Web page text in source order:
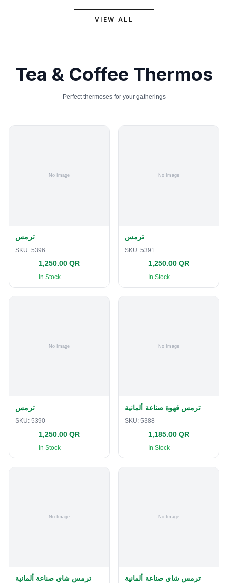
VIEW ALL
Tea & Coffee Thermos
Perfect thermoses for your gatherings
ترمس
SKU: 5396
1,250.00 QR
In Stock
ترمس
SKU: 5391
1,250.00 QR
In Stock
ترمس
SKU: 5390
1,250.00 QR
In Stock
ترمس قهوة صناعة ألمانية
SKU: 5388
1,185.00 QR
In Stock
ترمس شاي صناعة ألمانية ترمس شاي صناعة ألمانية